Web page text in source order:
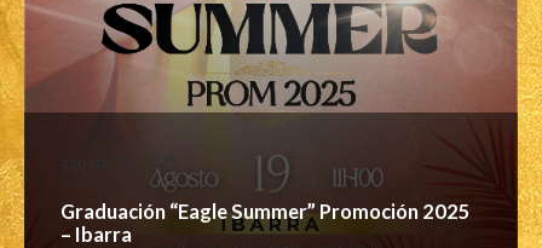
Graduación “Eagle Summer” Promoción 2025
– Ibarra